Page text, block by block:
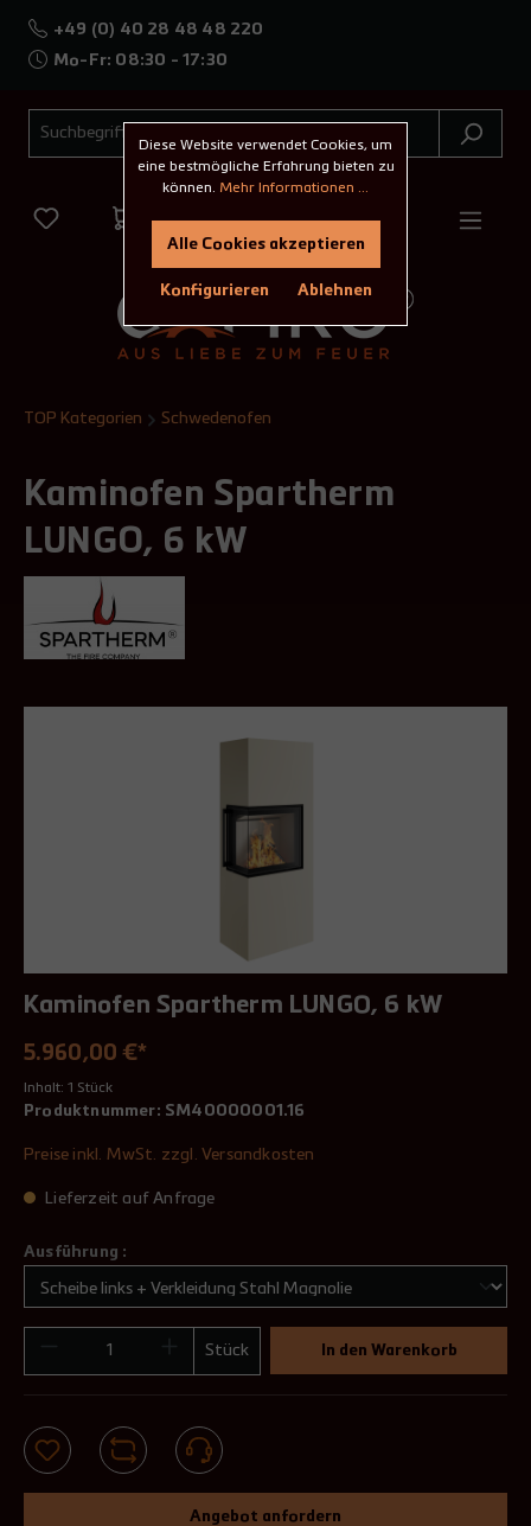
+49 (0) 40 28 48 48 220
Mo-Fr: 08:30 - 17:30
TOP Kategorien Schwedenofen
Kaminofen Spartherm
LUNGO, 6 kW
Kaminofen Spartherm LUNGO, 6 kW
5.960,00 €*
Inhalt: 1 Stück
Produktnummer: SM40000001.16
Preise inkl. MwSt. zzgl. Versandkosten
Lieferzeit auf Anfrage
Ausführung :
Stück In den Warenkorb
Angebot anfordern
Diese Website verwendet Cookies, um
eine bestmögliche Erfahrung bieten zu
können. Mehr Informationen ...
Ablehnen
Konfigurieren
Alle Cookies akzeptieren